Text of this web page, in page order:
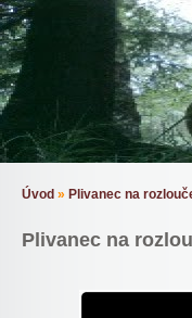
Úvod » Plivanec na
Plivanec na